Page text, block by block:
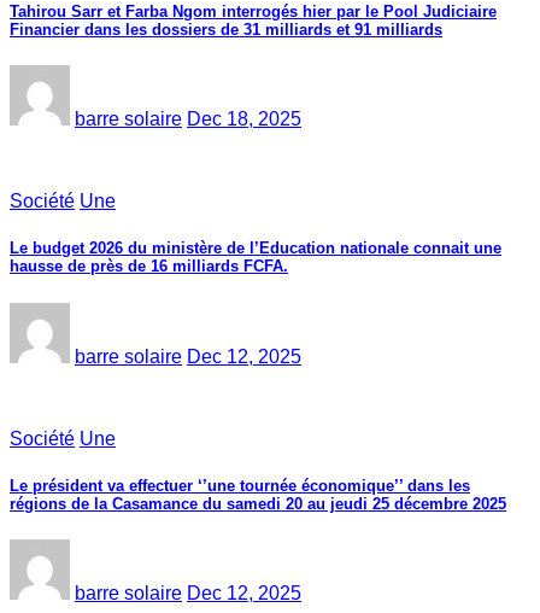
Tahirou Sarr et Farba Ngom interrogés hier par le Pool Judiciaire
Financier dans les dossiers de 31 milliards et 91 milliards
barre solaire Dec 18, 2025
Société Une
Le budget 2026 du ministère de l’Education nationale connait une
hausse de près de 16 milliards FCFA.
barre solaire Dec 12, 2025
Société Une
Le président va effectuer ‘’une tournée économique’’ dans les
régions de la Casamance du samedi 20 au jeudi 25 décembre 2025
barre solaire Dec 12, 2025